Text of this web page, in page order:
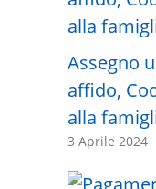
Assegno
affido,
alla
3 Aprile 2024